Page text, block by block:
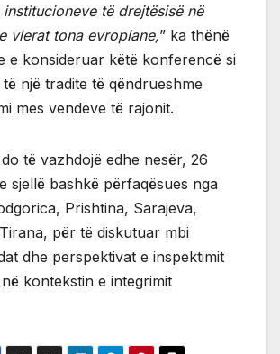
të drejtësisë në
vlerat tona evropiane,” ka thënë
e konsideruar këtë konferencë si
të një tradite të qëndrueshme
mes vendeve të rajonit.
të vazhdojë edhe nesër, 26
sjellë bashkë përfaqësues nga
Prishtina, Sarajeva,
për të diskutuar mbi
dhe perspektivat e inspektimit
kontekstin e integrimit